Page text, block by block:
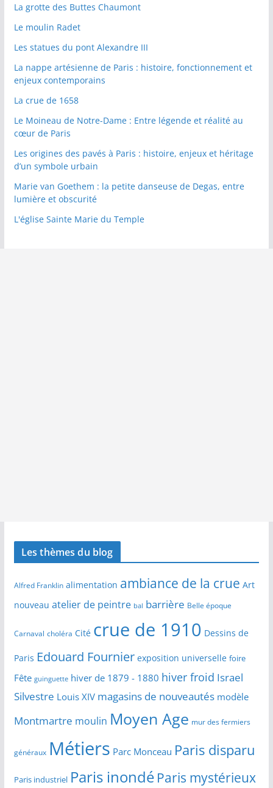
La grotte des Buttes Chaumont
Le moulin Radet
Les statues du pont Alexandre III
La nappe artésienne de Paris : histoire, fonctionnement et
enjeux contemporains
La crue de 1658
Le Moineau de Notre-Dame : Entre légende et réalité au
cœur de Paris
Les origines des pavés à Paris : histoire, enjeux et héritage
d’un symbole urbain
Marie van Goethem : la petite danseuse de Degas, entre
lumière et obscurité
L'église Sainte Marie du Temple
Les thèmes du blog
Alfred Franklin alimentation ambiance de la crue Art
nouveau atelier de peintre bal barrière Belle époque
Carnaval choléra Cité crue de 1910 Dessins de
Paris Edouard Fournier exposition universelle foire
Fête guinguette hiver de 1879 - 1880 hiver froid Israel
Silvestre Louis XIV magasins de nouveautés modèle
Montmartre moulin Moyen Age mur des fermiers
généraux Métiers Parc Monceau Paris disparu
Paris industriel Paris inondé Paris mystérieux